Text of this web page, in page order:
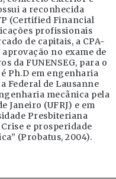
a reconhecida
(Certified Financial
profissionais
de capitais, a CPA-
no exame de
da FUNENSEG, para o
Ph.D em engenharia
Federal de Lausanne
mecânica pela
Janeiro (UFRJ) e em
Presbiteriana
e prosperidade
(Probatus, 2004).